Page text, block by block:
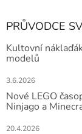
PRŮVODCE
Kultovní
modelů
3.6.2026
Nové LEGO
Ninjago a
20.4.2026